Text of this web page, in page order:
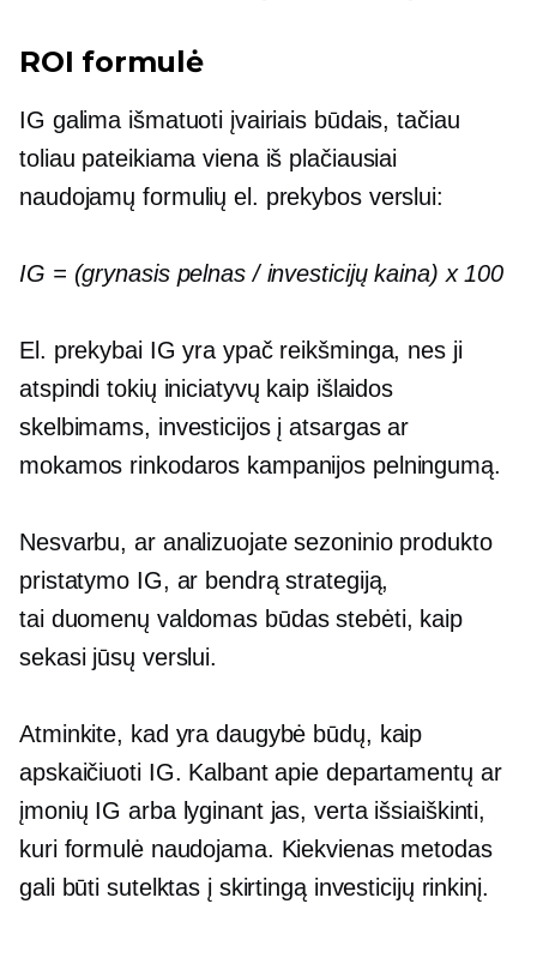
ROI formulė
IG galima išmatuoti įvairiais būdais, tačiau
toliau pateikiama viena iš plačiausiai
naudojamų formulių el. prekybos verslui:
IG = (grynasis pelnas / investicijų kaina) x 100
El. prekybai IG yra ypač reikšminga, nes ji
atspindi tokių iniciatyvų kaip išlaidos
skelbimams, investicijos į atsargas ar
mokamos rinkodaros kampanijos pelningumą.
Nesvarbu, ar analizuojate sezoninio produkto
pristatymo IG, ar bendrą strategiją,
tai duomenų valdomas būdas stebėti, kaip
sekasi jūsų verslui.
Atminkite, kad yra daugybė būdų, kaip
apskaičiuoti IG. Kalbant apie departamentų ar
įmonių IG arba lyginant jas, verta išsiaiškinti,
kuri formulė naudojama. Kiekvienas metodas
gali būti sutelktas į skirtingą investicijų rinkinį.